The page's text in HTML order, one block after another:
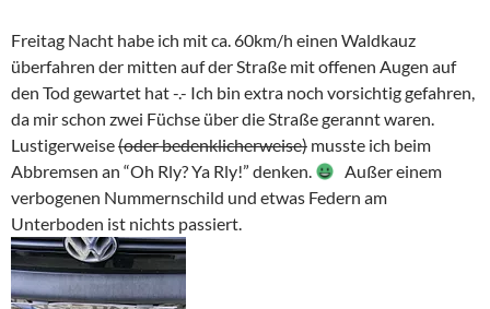
Freitag Nacht habe ich mit ca. 60km/h einen Waldkauz
überfahren der mitten auf der Straße mit offenen Augen auf
den Tod gewartet hat -.- Ich bin extra noch vorsichtig gefahren,
da mir schon zwei Füchse über die Straße gerannt waren.
Lustigerweise(oder bedenklicherweise) musste ich beim
Abbremsen an “Oh Rly? Ya Rly!” denken.
Außer einem
verbogenen Nummernschild und etwas Federn am
Unterboden ist nichts passiert.